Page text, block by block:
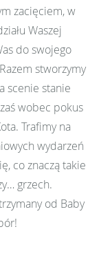
zacięciem, w
Waszej
do swojego
stworzymy
scenie stanie
wobec pokus
Trafimy na
wydarzeń
co znaczą takie
grzech.
od Baby